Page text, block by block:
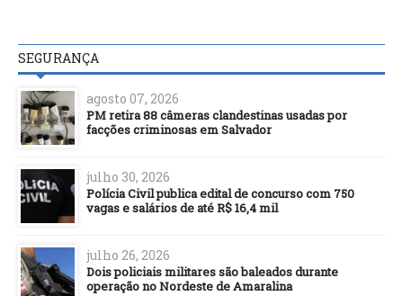
SEGURANÇA
agosto 07, 2026
PM retira 88 câmeras clandestinas usadas por
facções criminosas em Salvador
julho 30, 2026
Polícia Civil publica edital de concurso com 750
vagas e salários de até R$ 16,4 mil
julho 26, 2026
Dois policiais militares são baleados durante
operação no Nordeste de Amaralina